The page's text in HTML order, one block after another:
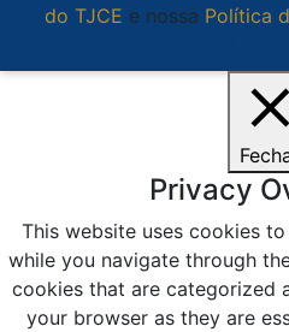
do TJCE e nossa Política
Privacy
This website uses cookies
while you navigate through
cookies that are categorized
your browser as they are